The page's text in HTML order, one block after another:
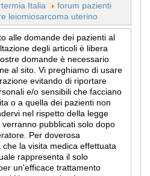
Italia
forum pazienti
leiomiosarcoma uterino
alle domande dei pazienti al
degli articoli è libera
domande è necessario
al sito. Vi preghiamo di usare
evitando di riportare
e/o sensibili che facciano
o a quella dei pazienti non
nel rispetto della legge
pubblicati solo dopo
Per doverosa
la visita medica effettuata
rappresenta il solo
un'efficace trattamento